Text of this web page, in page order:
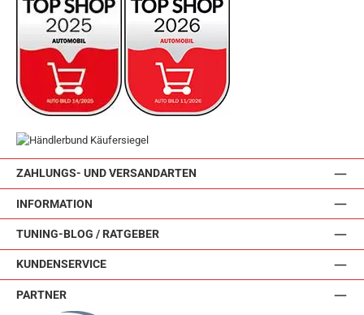
ZAHLUNGS- UND VERSANDARTEN
INFORMATION
TUNING-BLOG / RATGEBER
KUNDENSERVICE
PARTNER